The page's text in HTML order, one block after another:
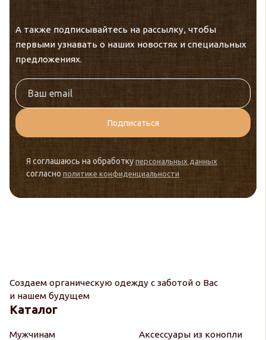
А также подписывайтесь на рассылку, чтобы
первыми узнавать о наших новостях и специальных
предложениях.
Подписаться
Я соглашаюсь на обработку персональных данных
согласно политике конфиденциальности
Создаем органическую одежду с заботой о Вас
и нашем будущем
Каталог
Мужчинам Аксессуары из конопли